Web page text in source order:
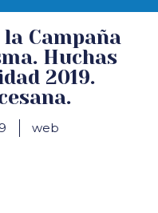
Campaña
Huchas
2019.
web